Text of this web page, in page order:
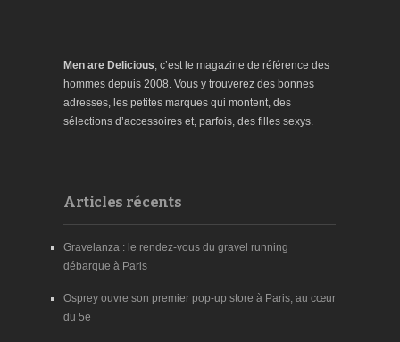
Men are Delicious, c’est le magazine de référence des
hommes depuis 2008. Vous y trouverez des bonnes
adresses, les petites marques qui montent, des
sélections d’accessoires et, parfois, des filles sexys.
Articles récents
Gravelanza : le rendez-vous du gravel running
débarque à Paris
Osprey ouvre son premier pop-up store à Paris, au cœur
du 5e